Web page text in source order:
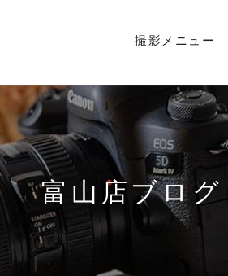
撮影メニュー
富山店ブログ